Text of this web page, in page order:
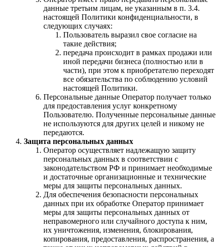
данные третьим лицам, не указанным в п. 3.4.
настоящей Политики конфиденциальности, в
следующих случаях:
Пользователь выразил свое согласие на
такие действия;
передача происходит в рамках продажи или
иной передачи бизнеса (полностью или в
части), при этом к приобретателю переходят
все обязательства по соблюдению условий
настоящей Политики.
Персональные данные Оператор получает только
для предоставления услуг конкретному
Пользователю. Полученные персональные данные
не используются для других целей и никому не
передаются.
Защита персональных данных
Оператор осуществляет надлежащую защиту
персональных данных в соответствии с
законодательством РФ и принимает необходимые
и достаточные организационные и технические
меры для защиты персональных данных.
Для обеспечения безопасности персональных
данных при их обработке Оператор принимает
меры для защиты персональных данных от
неправомерного или случайного доступа к ним,
их уничтожения, изменения, блокирования,
копирования, предоставления, распространения, а